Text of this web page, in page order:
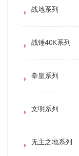
战地系列
战锤40K系列
拳皇系列
文明系列
无主之地系列